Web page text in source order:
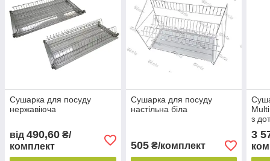
Сушарка для посуду
нержавіюча
від 490,60 ₴/
комплект
Сушарка для посуду
настільна біла
505₴/комплект
з
3